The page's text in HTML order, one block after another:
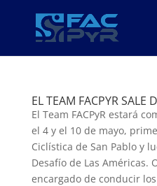
EL TEAM FACPYR SALE
El Team FACPyR estará
el 4 y el 10 de mayo,
Ciclística de San Pablo y
Desafío de Las Américas.
encargado de conducir